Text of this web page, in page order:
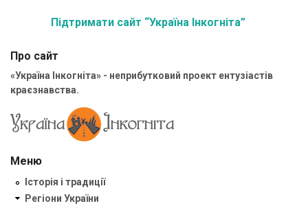
Підтримати сайт “Україна Інкогніта”
Про сайт
«Україна Інкогніта» - неприбутковий проект ентузіастів
краєзнавства.
Меню
Історія і традиції
Регіони України